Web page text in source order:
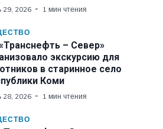
29, 2026 1 мин чтения
– Север»
экскурсию для
в старинное село
Коми
28, 2026 1 мин чтения